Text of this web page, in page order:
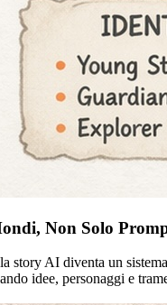
Non Solo
story AI diventa un
idee, personaggi e